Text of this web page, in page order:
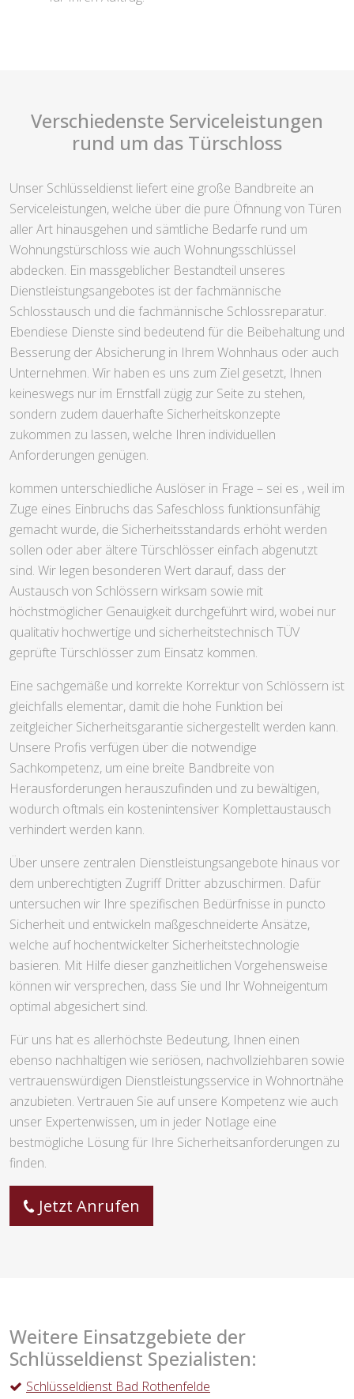
Verschiedenste Serviceleistungen
rund um das Türschloss
Unser Schlüsseldienst liefert eine große Bandbreite an
Serviceleistungen, welche über die pure Öfnnung von Türen
aller Art hinausgehen und sämtliche Bedarfe rund um
Wohnungstürschloss wie auch Wohnungsschlüssel
abdecken. Ein massgeblicher Bestandteil unseres
Dienstleistungsangebotes ist der fachmännische
Schlosstausch und die fachmännische Schlossreparatur.
Ebendiese Dienste sind bedeutend für die Beibehaltung und
Besserung der Absicherung in Ihrem Wohnhaus oder auch
Unternehmen. Wir haben es uns zum Ziel gesetzt, Ihnen
keineswegs nur im Ernstfall zügig zur Seite zu stehen,
sondern zudem dauerhafte Sicherheitskonzepte
zukommen zu lassen, welche Ihren individuellen
Anforderungen genügen.
kommen unterschiedliche Auslöser in Frage – sei es , weil im
Zuge eines Einbruchs das Safeschloss funktionsunfähig
gemacht wurde, die Sicherheitsstandards erhöht werden
sollen oder aber ältere Türschlösser einfach abgenutzt
sind. Wir legen besonderen Wert darauf, dass der
Austausch von Schlössern wirksam sowie mit
höchstmöglicher Genauigkeit durchgeführt wird, wobei nur
qualitativ hochwertige und sicherheitstechnisch TÜV
geprüfte Türschlösser zum Einsatz kommen.
Eine sachgemäße und korrekte Korrektur von Schlössern ist
gleichfalls elementar, damit die hohe Funktion bei
zeitgleicher Sicherheitsgarantie sichergestellt werden kann.
Unsere Profis verfügen über die notwendige
Sachkompetenz, um eine breite Bandbreite von
Herausforderungen herauszufinden und zu bewältigen,
wodurch oftmals ein kostenintensiver Komplettaustausch
verhindert werden kann.
Über unsere zentralen Dienstleistungsangebote hinaus vor
dem unberechtigten Zugriff Dritter abzuschirmen. Dafür
untersuchen wir Ihre spezifischen Bedürfnisse in puncto
Sicherheit und entwickeln maßgeschneiderte Ansätze,
welche auf hochentwickelter Sicherheitstechnologie
basieren. Mit Hilfe dieser ganzheitlichen Vorgehensweise
können wir versprechen, dass Sie und Ihr Wohneigentum
optimal abgesichert sind.
Für uns hat es allerhöchste Bedeutung, Ihnen einen
ebenso nachhaltigen wie seriösen, nachvollziehbaren sowie
vertrauenswürdigen Dienstleistungsservice in Wohnortnähe
anzubieten. Vertrauen Sie auf unsere Kompetenz wie auch
unser Expertenwissen, um in jeder Notlage eine
bestmögliche Lösung für Ihre Sicherheitsanforderungen zu
finden.
Jetzt Anrufen
Weitere Einsatzgebiete der
Schlüsseldienst Spezialisten:
Schlüsseldienst Bad Rothenfelde